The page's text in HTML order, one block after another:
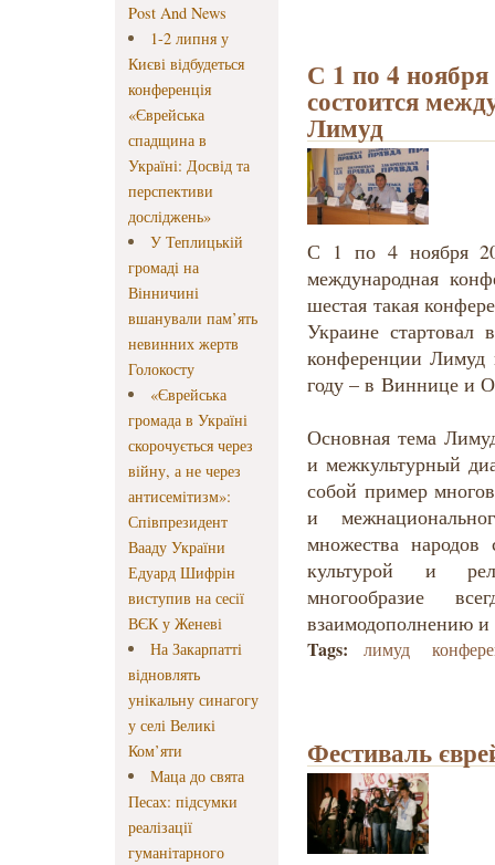
Post And News
1-2 липня у
Києві відбудеться
конференція
«Єврейська
спадщина в
Україні: Досвід та
перспективи
досліджень»
У Теплицькій
громаді на
Вінничині
вшанували пам’ять
невинних жертв
Голокосту
«Єврейська
громада в Україні
скорочується через
війну, а не через
антисемітизм»:
Співпрезидент
Вааду України
Едуард Шифрін
виступив на сесії
ВЄК у Женеві
На Закарпатті
відновлять
унікальну синагогу
у селі Великі
Ком’яти
Маца до свята
Песах: підсумки
реалізації
гуманітарного
С 1 по 4 ноября
состоится
Лимуд
С 1 по 4 ноября
международная
шестая такая
Украине стартовал
конференции Лимуд
году – в Виннице и
Основная тема
и межкультурный
собой пример
и
множества
культурой и
многообразие
взаимодополнению
Tags: лимуд
Фестиваль